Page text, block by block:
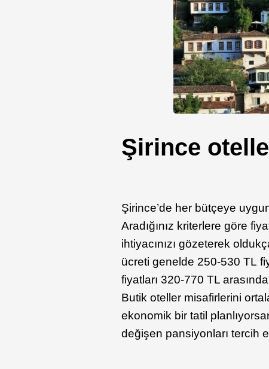
Şirince
Şirince’de her bütçeye
Aradığınız kriterlere göre
ihtiyacınızı gözeterek
ücreti genelde 250-530 TL
fiyatları 320-770 TL
Butik oteller misafirlerini
ekonomik bir tatil
değişen pansiyonları tercih